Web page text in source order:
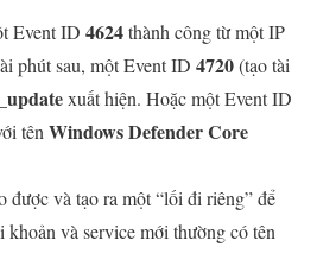
Event ID 4624thành công từ một IP
phút sau, một Event ID 4720(tạo tài
xuất hiện. Hoặc một Event ID
tên Windows Defender Core
được và tạo ra một “lối đi riêng” để
khoản và service mới thường có tên